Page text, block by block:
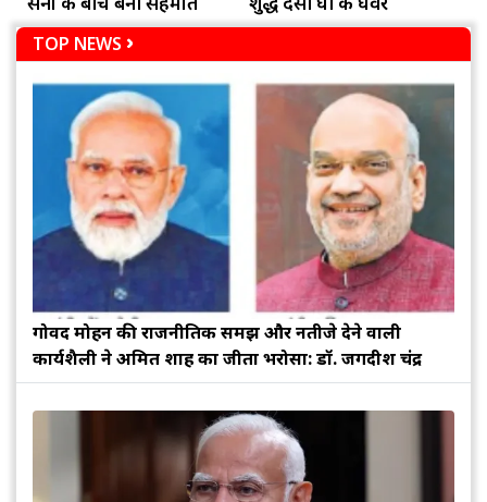
TOP NEWS
गोविंद मोहन की राजनीतिक समझ और नतीजे देने वाली
कार्यशैली ने अमित शाह का जीता भरोसा: डॉ. जगदीश चंद्र